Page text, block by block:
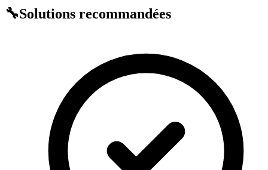
🔧Solutions recommandées